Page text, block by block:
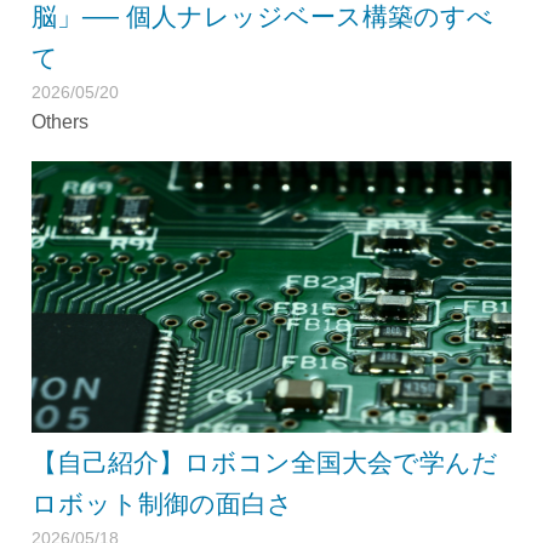
脳」── 個人ナレッジベース構築のすべ
て
2026/05/20
Others
【自己紹介】ロボコン全国大会で学んだ
ロボット制御の面白さ
2026/05/18